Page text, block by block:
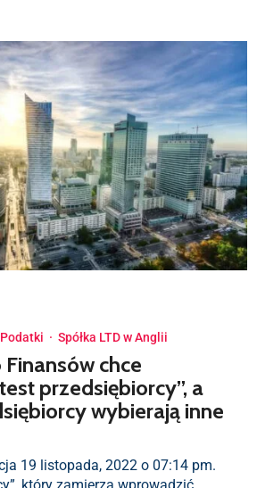
Podatki · Spółka LTD w Anglii
chce
przedsiębiorcy”, a
wybierają inne
19 listopada, 2022 o 07:14 pm.